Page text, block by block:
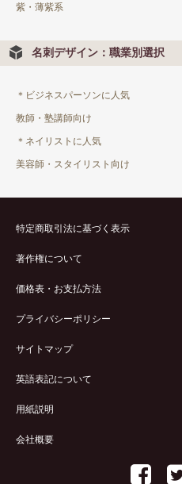
紫・薄紫系
名刺デザイン：職業別選択
＊ビジネスパーソンに人気
教師・塾講師向け
＊ネイリストに人気
美容師・スタイリスト向け
特定商取引法に基づく表示
著作権について
価格表・お支払方法
プライバシーポリシー
サイトマップ
英語表記について
用紙説明
会社概要